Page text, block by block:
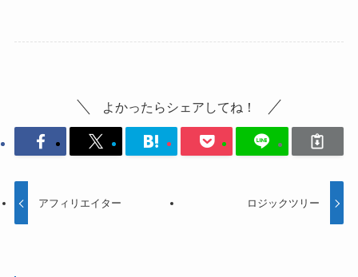
よかったらシェアしてね！
アフィリエイター ロジックツリー